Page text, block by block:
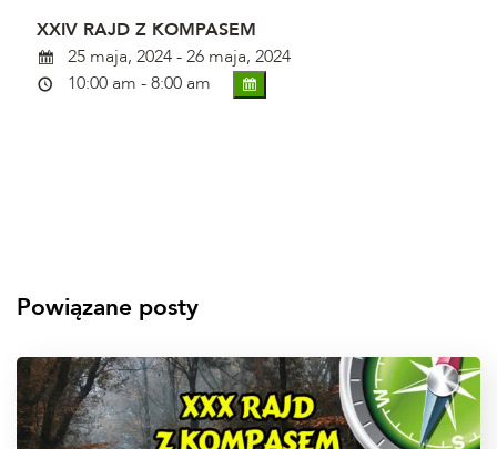
XXIV RAJD Z KOMPASEM
25 maja, 2024 - 26 maja, 2024
10:00 am - 8:00 am
Powiązane posty